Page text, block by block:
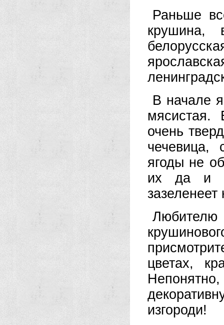
Раньше
В начале
мясистая.
очень
чечевица,
ягоды не
их да и
цветах,
изгороди!